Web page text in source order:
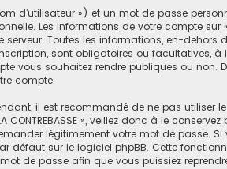
d’utilisateur ») et un mot de passe
Les informations de votre compte sur «
Toutes les informations, en-dehors
sont obligatoires ou facultatives, à
vous souhaitez rendre publiques ou non.
compte.
il est recommandé de ne pas utiliser
», veillez donc à le
légitimement votre mot de passe.
défaut sur le logiciel phpBB. Cette
de passe afin que vous puissiez